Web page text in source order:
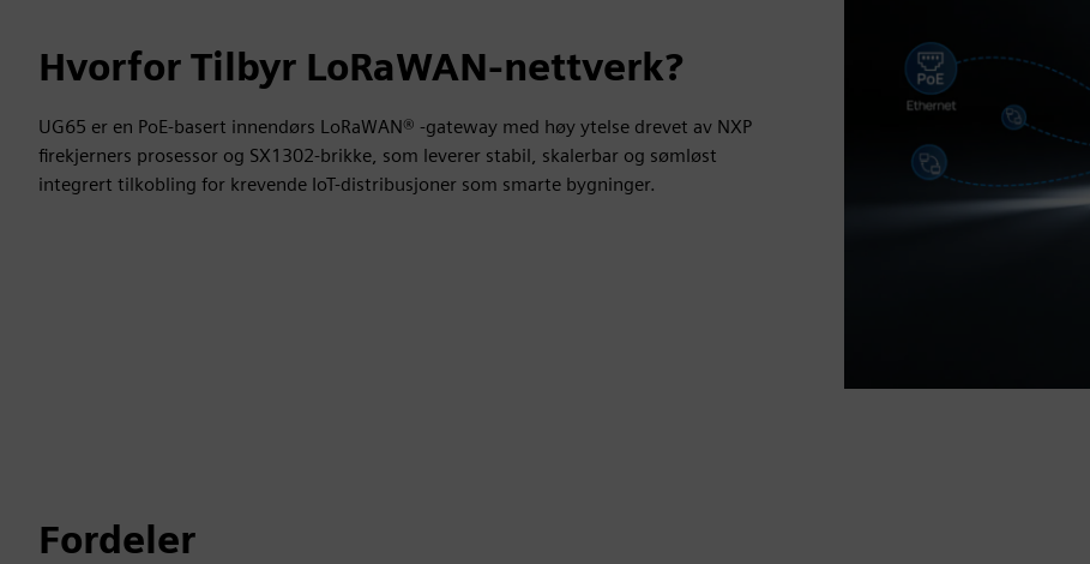
Hvorfor Tilbyr LoRaWAN-nettverk?
UG65 er en PoE-basert innendørs LoRaWAN® -gateway med høy ytelse drevet av NXP
firekjerners prosessor og SX1302-brikke, som leverer stabil, skalerbar og sømløst
integrert tilkobling for krevende IoT-distribusjoner som smarte bygninger.
Fordeler